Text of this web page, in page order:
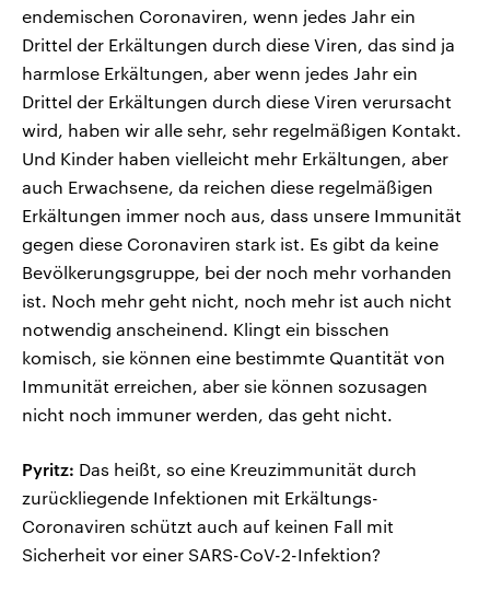
endemischen Coronaviren, wenn jedes Jahr ein
Drittel der Erkältungen durch diese Viren, das sind ja
harmlose Erkältungen, aber wenn jedes Jahr ein
Drittel der Erkältungen durch diese Viren verursacht
wird, haben wir alle sehr, sehr regelmäßigen Kontakt.
Und Kinder haben vielleicht mehr Erkältungen, aber
auch Erwachsene, da reichen diese regelmäßigen
Erkältungen immer noch aus, dass unsere Immunität
gegen diese Coronaviren stark ist. Es gibt da keine
Bevölkerungsgruppe, bei der noch mehr vorhanden
ist. Noch mehr geht nicht, noch mehr ist auch nicht
notwendig anscheinend. Klingt ein bisschen
komisch, sie können eine bestimmte Quantität von
Immunität erreichen, aber sie können sozusagen
nicht noch immuner werden, das geht nicht.
Pyritz: Das heißt, so eine Kreuzimmunität durch
zurückliegende Infektionen mit Erkältungs-
Coronaviren schützt auch auf keinen Fall mit
Sicherheit vor einer SARS-CoV-2-Infektion?